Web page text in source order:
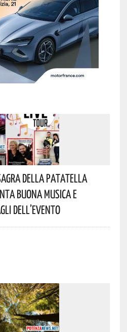
Della Patatella
Buona Musica E
Dell’evento